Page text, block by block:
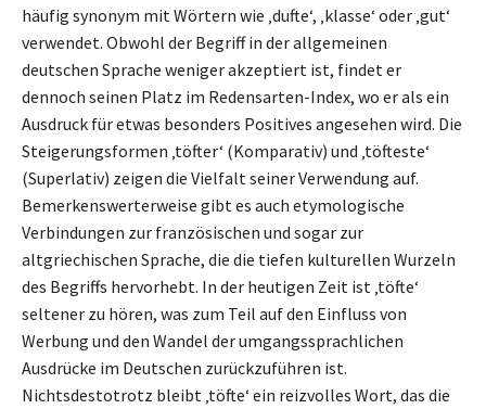
häufig synonym mit Wörtern wie ‚dufte‘, ‚klasse‘ oder ‚gut‘
verwendet. Obwohl der Begriff in der allgemeinen
deutschen Sprache weniger akzeptiert ist, findet er
dennoch seinen Platz im Redensarten-Index, wo er als ein
Ausdruck für etwas besonders Positives angesehen wird. Die
Steigerungsformen ‚töfter‘ (Komparativ) und ‚töfteste‘
(Superlativ) zeigen die Vielfalt seiner Verwendung auf.
Bemerkenswerterweise gibt es auch etymologische
Verbindungen zur französischen und sogar zur
altgriechischen Sprache, die die tiefen kulturellen Wurzeln
des Begriffs hervorhebt. In der heutigen Zeit ist ‚töfte‘
seltener zu hören, was zum Teil auf den Einfluss von
Werbung und den Wandel der umgangssprachlichen
Ausdrücke im Deutschen zurückzuführen ist.
Nichtsdestotrotz bleibt ‚töfte‘ ein reizvolles Wort, das die